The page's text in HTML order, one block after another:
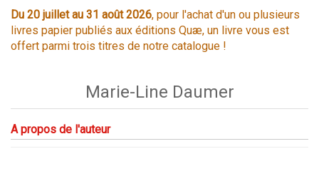
Du 20 juillet au 31 août 2026, pour l'achat d'un ou plusieurs
livres papier publiés aux éditions Quæ, un livre vous est
offert parmi trois titres de notre catalogue !
Marie-Line Daumer
A propos de l'auteur